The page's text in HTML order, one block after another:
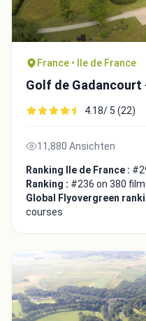
France • Ile de France
Golf de Gadancourt
4.18/ 5 (22)
11,880 Ansichten
Ranking Ile de France :
Ranking : #236 on 380
Global Flyovergreen
courses